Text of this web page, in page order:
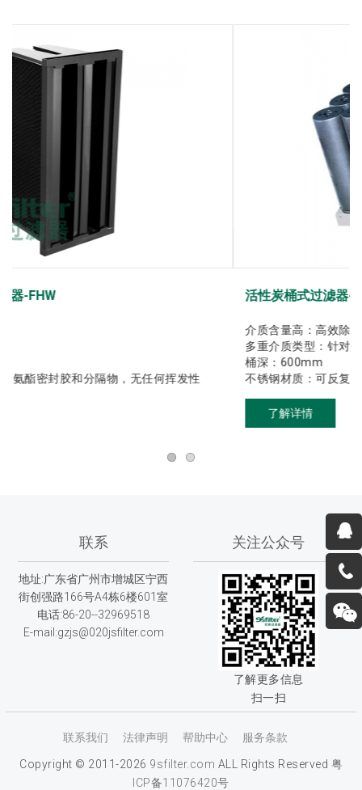
活性炭桶式过滤器-FHT
介质含量高：高效除效率、阻力低、长期运行经济；
多重介质类型：针对性的去除酸性、碱性、VOC气体；
不锈钢材质：可反复填充介质使用
联系
地址:广东省广州市增城区宁西
街创强路166号A4栋6楼601室
电话:86-20--32969518
E-mail:gzjs@020jsfilter.com
关注公众号
了解更多信息
扫一扫
联系我们 法律声明 帮助中心 服务条款
Copyright © 2011-2026 9sfilter.com ALL Rights Reserved 粤
ICP备11076420号